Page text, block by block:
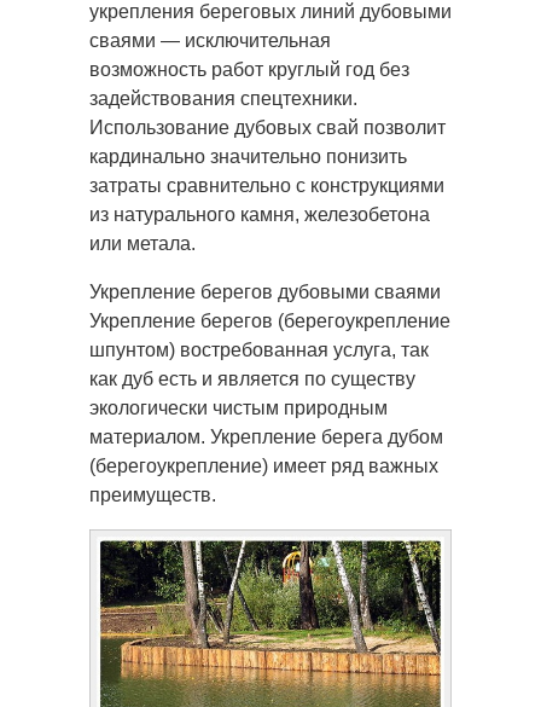
укрепления береговых линий дубовыми
сваями — исключительная
возможность работ круглый год без
задействования спецтехники.
Использование дубовых свай позволит
кардинально значительно понизить
затраты сравнительно с конструкциями
из натурального камня, железобетона
или метала.
Укрепление берегов дубовыми сваями
Укрепление берегов (берегоукрепление
шпунтом) востребованная услуга, так
как дуб есть и является по существу
экологически чистым природным
материалом. Укрепление берега дубом
(берегоукрепление) имеет ряд важных
преимуществ.